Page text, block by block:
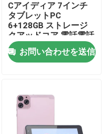
Cアイディア 7インチ
タブレットPC
6+128GB ストレージ
クアッドコア 電話電話
アンドロイドタブレッ
ト ティーンズエンター
テインメントのサポー
お問い合わせを送信